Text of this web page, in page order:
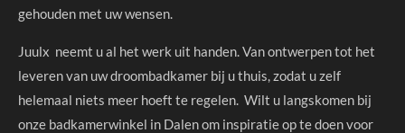
gehouden met uw wensen.
Juulx neemt u al het werk uit handen. Van ontwerpen tot het
leveren van uw droombadkamer bij u thuis, zodat u zelf
helemaal niets meer hoeft te regelen. Wilt u langskomen bij
onze badkamerwinkel in Dalen om inspiratie op te doen voor